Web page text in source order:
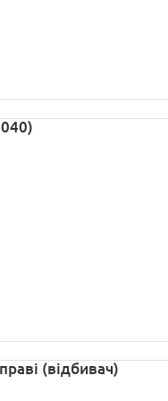
(відбивач)